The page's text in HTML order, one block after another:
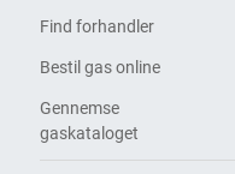
Find forhandler
Bestil gas online
Gennemse
gaskataloget